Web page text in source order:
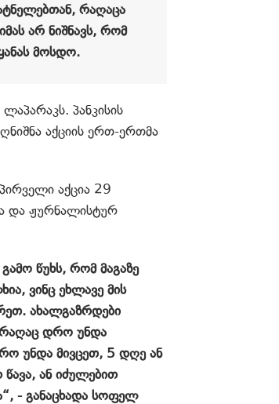
რაღაცა
არ ნიშნავს, რომ
მოსდო.
პანკისის
აქციის ერთ-ერთმა
აქცია 29
და ჟურნალისტურ
წუხს, რომ მაგაზე
ვინც ეხლავე მის
ახალგაზრდები
რაღაც დრო უნდა
უნდა მივცეთ, 5 დღე ან
ან იძულებით
- განაცხადა სოფელ